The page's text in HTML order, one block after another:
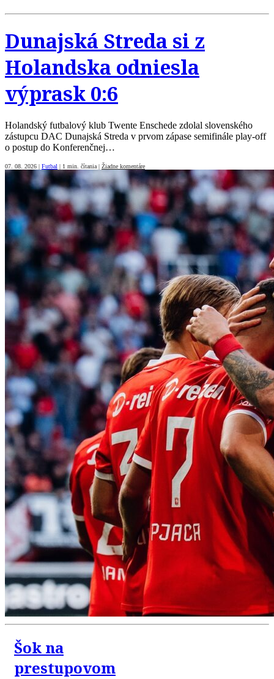
Dunajská Streda si z
Holandska odniesla
výprask 0:6
Holandský futbalový klub Twente Enschede zdolal slovenského
zástupcu DAC Dunajská Streda v prvom zápase semifinále play-off
o postup do Konferenčnej…
07. 08. 2026 | Futbal | 1 min. čítania | Žiadne komentáre
Šok na
prestupovom